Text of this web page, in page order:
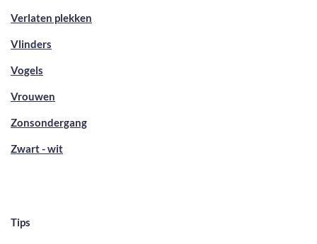
Verlaten plekken
Vlinders
Vogels
Vrouwen
Zonsondergang
Zwart - wit
Tips